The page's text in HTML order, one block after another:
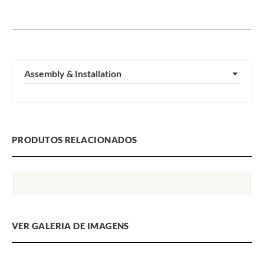
Assembly & Installation ▼
PRODUTOS RELACIONADOS
VER GALERIA DE IMAGENS